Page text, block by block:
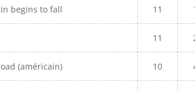
begins to fall 11
11
(américain) 10